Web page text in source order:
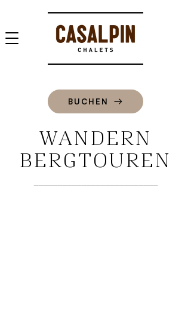
BUCHEN
WANDERN
BERGTOUREN
––––––––––––––––––––––––––